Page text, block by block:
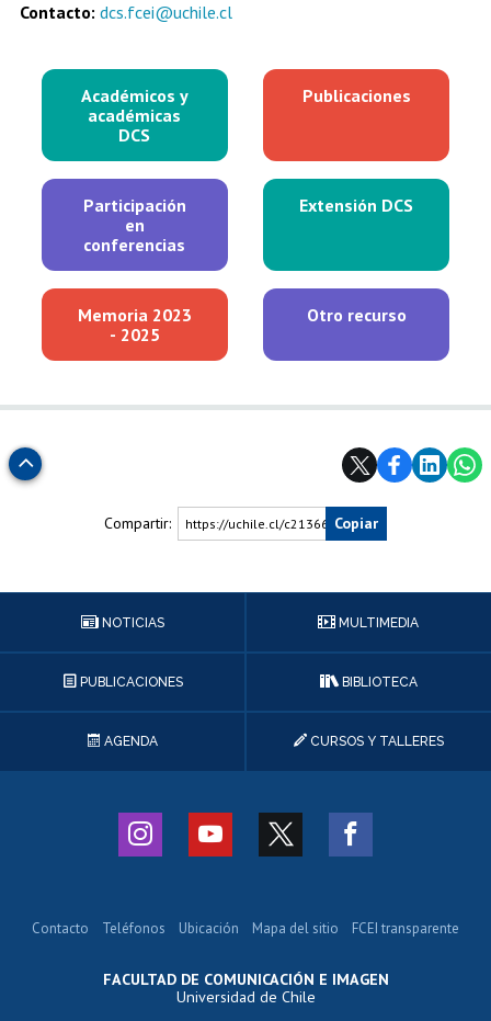
Contacto: dcs.fcei@uchile.cl
Académicos y
académicas
DCS
Publicaciones
Participación
en
conferencias
Extensión DCS
Memoria 2023
- 2025
Otro recurso
Subir
Compartir: https://uchile.cl/c213665Copiar
NOTICIAS MULTIMEDIA
PUBLICACIONES BIBLIOTECA
AGENDA CURSOS Y TALLERES
FACULTAD DE COMUNICACIÓN E IMAGEN
Universidad de Chile
Contacto Teléfonos Ubicación Mapa del sitio FCEI transparente